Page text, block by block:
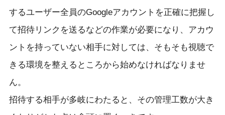
するユーザー全員のGoogleアカウントを正確に把握し
て招待リンクを送るなどの作業が必要になり、アカウ
ントを持っていない相手に対しては、そもそも視聴で
きる環境を整えるところから始めなければなりませ
ん。
招待する相手が多岐にわたると、その管理工数が大き